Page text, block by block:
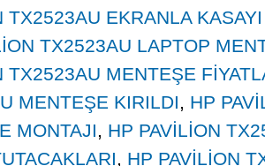
TX2523AU EKRANLA
TX2523AU LAPTOP
TX2523AU MENTEŞE
MENTEŞE KIRILDI, HP
MONTAJI, HP PAVİLİON
, HP PAVİLİON